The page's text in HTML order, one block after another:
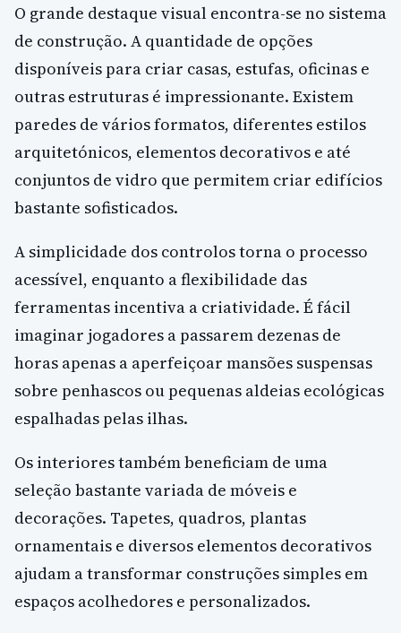
O grande destaque visual encontra-se no sistema
de construção. A quantidade de opções
disponíveis para criar casas, estufas, oficinas e
outras estruturas é impressionante. Existem
paredes de vários formatos, diferentes estilos
arquitetónicos, elementos decorativos e até
conjuntos de vidro que permitem criar edifícios
bastante sofisticados.
A simplicidade dos controlos torna o processo
acessível, enquanto a flexibilidade das
ferramentas incentiva a criatividade. É fácil
imaginar jogadores a passarem dezenas de
horas apenas a aperfeiçoar mansões suspensas
sobre penhascos ou pequenas aldeias ecológicas
espalhadas pelas ilhas.
Os interiores também beneficiam de uma
seleção bastante variada de móveis e
decorações. Tapetes, quadros, plantas
ornamentais e diversos elementos decorativos
ajudam a transformar construções simples em
espaços acolhedores e personalizados.